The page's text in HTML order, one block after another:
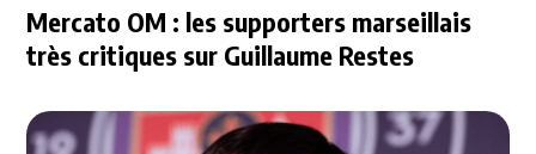
Mercato OM : les supporters marseillais
très critiques sur Guillaume Restes